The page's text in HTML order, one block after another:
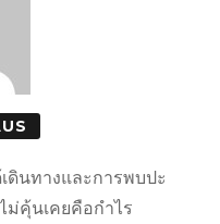
ดินทางและการพบปะ
ม่คุ้นเคยคือกำไร